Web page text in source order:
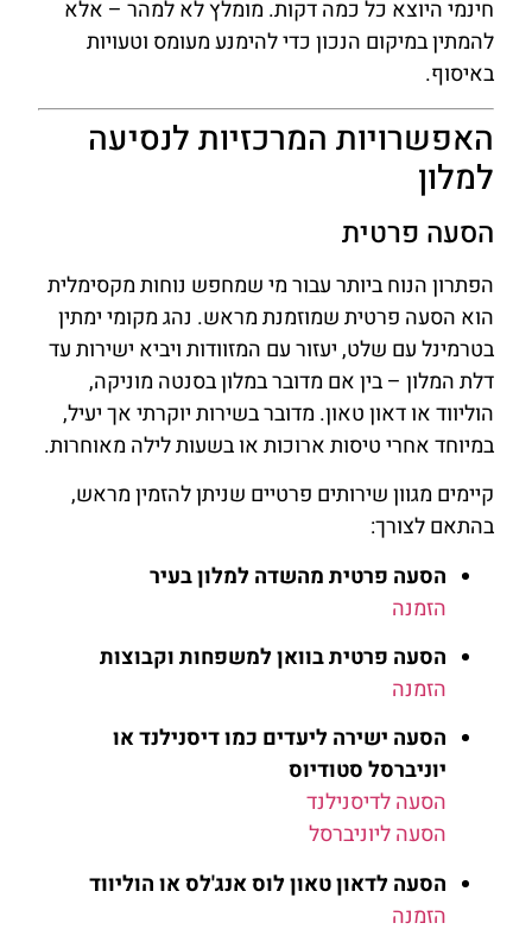
חינמי היוצא כל כמה דקות. מומלץ לא למהר – אלא
להמתין במיקום הנכון כדי להימנע מעומס וטעויות
באיסוף.
האפשרויות המרכזיות לנסיעה
למלון
הסעה פרטית
הפתרון הנוח ביותר עבור מי שמחפש נוחות מקסימלית
הוא הסעה פרטית שמוזמנת מראש. נהג מקומי ימתין
בטרמינל עם שלט, יעזור עם המזוודות ויביא ישירות עד
דלת המלון – בין אם מדובר במלון בסנטה מוניקה,
הוליווד או דאון טאון. מדובר בשירות יוקרתי אך יעיל,
במיוחד אחרי טיסות ארוכות או בשעות לילה מאוחרות.
קיימים מגוון שירותים פרטיים שניתן להזמין מראש,
בהתאם לצורך:
הסעה פרטית מהשדה למלון בעיר
הזמנה
הסעה פרטית בוואן למשפחות וקבוצות
הזמנה
הסעה ישירה ליעדים כמו דיסנילנד או
יוניברסל סטודיוס
הסעה לדיסנילנד
הסעה ליוניברסל
הסעה לדאון טאון לוס אנג'לס או הוליווד
הזמנה